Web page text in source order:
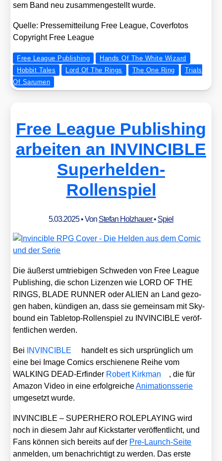
sem Band neu zusam­men­ge­stellt wur­de.
Quel­le: Pres­se­mit­tei­lung Free League, Cover­fo­tos
Copy­right Free League
Free League Publishing
Hands Of The White Wizard
Hobbit Tales
Lord Of The Rings The One Ring
Trials
Of Sarumen
Free League Publishing
arbeiten an INVINCIBLE
Superhelden-
Rollenspiel
5.03.2025• Von Stefan Holzhauer• Spiel
Die äußerst umtrie­bi­gen Schwe­den von Free League
Publi­shing, die schon Lizen­zen wie LORD OF THE
RINGS, BLADE RUNNER oder ALIEN an Land gezo­
gen haben, kün­di­gen an, dass sie gemein­sam mit Sky­
bound ein Table­top-Rol­len­spiel zu INVINCIBLE ver­öf­
fent­li­chen wer­den.
Bei INVINCIBLE
han­delt es sich ursprüng­lich um
eine bei Image Comics erschie­ne­ne Rei­he vom
WALKING DEAD-Erfin­der Robert Kirk­man
, die für
Ama­zon Video in eine erfolg­rei­cheAni­ma­ti­ons­se­rie
umge­setzt wur­de.
INVINCIBLE – SUPERHERO ROLEPLAYING wird
noch in die­sem Jahr auf Kick­star­ter ver­öf­fent­licht, und
Fans kön­nen sich bereits auf der Pre-Launch-Sei­te
anmel­den, um benach­rich­tigt zu wer­den. Das ers­te